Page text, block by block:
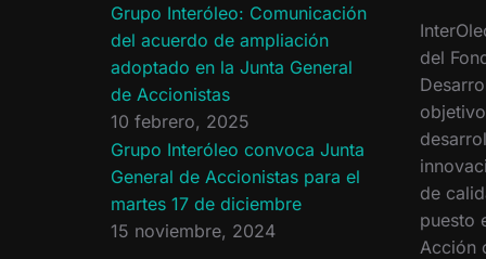
Grupo Interóleo: Comunicación
del acuerdo de ampliación
adoptado en la Junta General
de Accionistas
10 febrero, 2025
Grupo Interóleo convoca Junta
General de Accionistas para el
martes 17 de diciembre
15 noviembre, 2024
del
de
puesto
Acción